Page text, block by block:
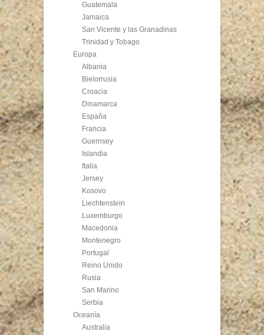
Guatemala
Jamaica
San Vicente y las Granadinas
Trinidad y Tobago
Europa
Albania
Bielorrusia
Croacia
Dinamarca
España
Francia
Guernsey
Islandia
Italia
Jersey
Kosovo
Liechtenstein
Luxemburgo
Macedonia
Montenegro
Portugal
Reino Unido
Rusia
San Marino
Serbia
Oceanía
Australia